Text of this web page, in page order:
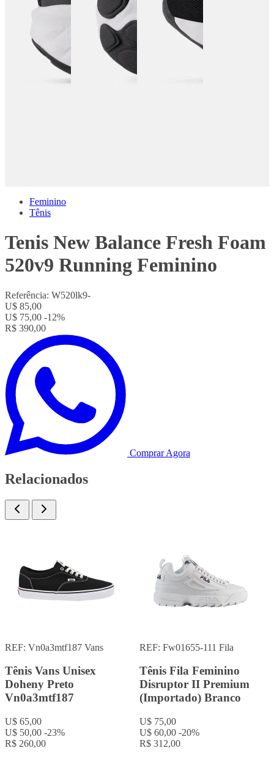
Feminino
Tênis
Tenis New Balance Fresh Foam
520v9 Running Feminino
Referência: W520lk9-
U$ 85,00
U$ 75,00 -12%
R$ 390,00
Comprar Agora
Relacionados
REF: 5fm00105-013Fila
Tênis Fila Feminino
Disruptor II Premium
(Importado)
U$ 75,00
U$ 64,00-15%
REF: 5vf80170-100Fila
Tênis Fila Feminino
Disruptor II Premium
(Importado) Branco
U$ 75,00
U$ 64,00-15%
R$ 332,80